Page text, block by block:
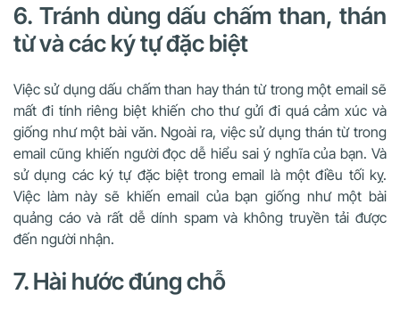
6. Tránh dùng dấu chấm than, thán
từ và các ký tự đặc biệt
Việc sử dụng dấu chấm than hay thán từ trong một email sẽ
mất đi tính riêng biệt khiến cho thư gửi đi quá cảm xúc và
giống như một bài văn. Ngoài ra, việc sử dụng thán từ trong
email cũng khiến người đọc dễ hiểu sai ý nghĩa của bạn. Và
sử dụng các ký tự đặc biệt trong email là một điều tối kỵ.
Việc làm này sẽ khiến email của bạn giống như một bài
quảng cáo và rất dễ dính spam và không truyền tải được
đến người nhận.
7. Hài hước đúng chỗ